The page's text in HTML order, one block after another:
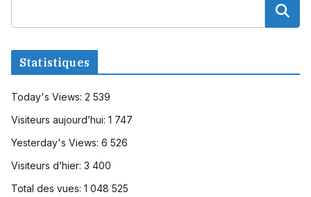
Statistiques
Today's Views: 2 539
Visiteurs aujourd’hui: 1 747
Yesterday's Views: 6 526
Visiteurs d’hier: 3 400
Total des vues: 1 048 525